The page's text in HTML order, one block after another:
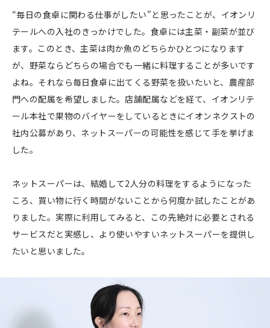
“毎日の食卓に関わる仕事がしたい”と思ったことが、イオンリ
テールへの入社のきっかけでした。食卓には主菜・副菜が並び
ます。このとき、主菜は肉か魚のどちらかひとつになります
が、野菜ならどちらの場合でも一緒に料理することが多いです
よね。それなら毎日食卓に出てくる野菜を扱いたいと、農産部
門への配属を希望しました。店舗配属などを経て、イオンリテ
ール本社で果物のバイヤーをしているときにイオンネクストの
社内公募があり、ネットスーパーの可能性を感じて手を挙げま
した。
ネットスーパーは、結婚して2人分の料理をするようになった
ころ、買い物に行く時間がないことから何度か試したことがあ
りました。実際に利用してみると、この先絶対に必要とされる
サービスだと実感し、より使いやすいネットスーパーを提供し
たいと思いました。